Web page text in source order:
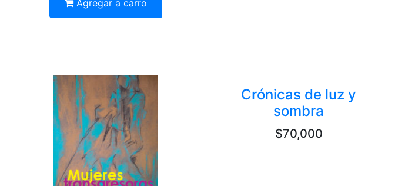
Agregar a carro
Crónicas de luz y
sombra
$70,000